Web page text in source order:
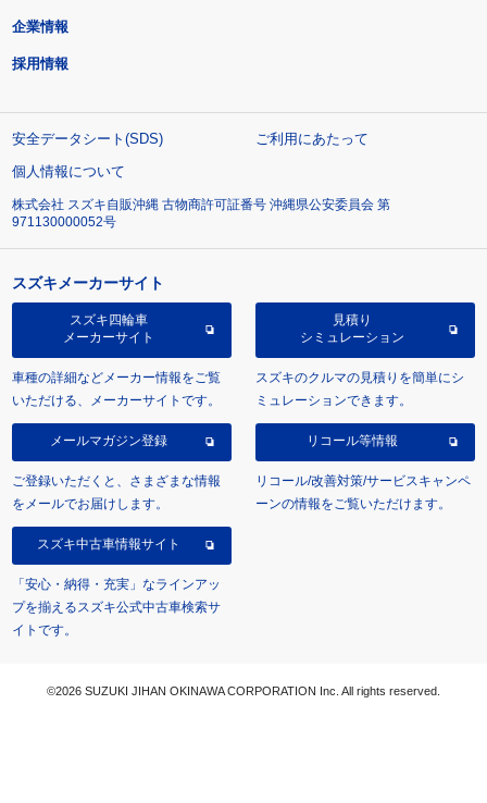
企業情報
採用情報
安全データシート(SDS)
ご利用にあたって
個人情報について
株式会社 スズキ自販沖縄 古物商許可証番号 沖縄県公安委員会 第
971130000052号
スズキメーカーサイト
スズキ四輪車
メーカーサイト
車種の詳細などメーカー情報をご覧
いただける、メーカーサイトです。
見積り
シミュレーション
スズキのクルマの見積りを簡単にシ
ミュレーションできます。
メールマガジン登録
ご登録いただくと、さまざまな情報
をメールでお届けします。
リコール等情報
リコール/改善対策/サービスキャンペ
ーンの情報をご覧いただけます。
スズキ中古車情報サイト
「安心・納得・充実」なラインアッ
プを揃えるスズキ公式中古車検索サ
イトです。
©2026 SUZUKI JIHAN OKINAWA CORPORATION Inc. All rights reserved.